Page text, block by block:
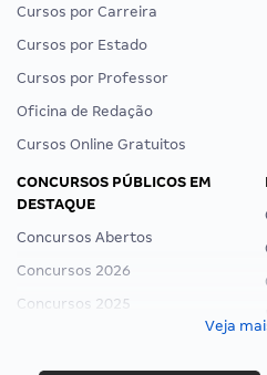
Cursos por Carreira
Cursos por Estado
Cursos por Professor
Oficina de Redação
Cursos Online Gratuitos
CONCURSOS PÚBLICOS EM
DESTAQUE
Concursos Abertos
Concursos 2026
Concursos 2025
Concurso Ibama
Veja